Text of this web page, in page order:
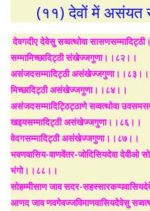
(११) देवों में असंयत
देवगदीए देवेसु सव्वत्थोवा
सम्मामिच्छादिट्ठी संखेज्जगुणा।।८२।।
असंजदसम्मादिट्ठी असंखेज्जगुणा।।८३।।
मिच्छादिट्ठी असंखेज्जगुणा।।८४।।
असंजदसम्मादिट्ठिट्ठाणे सव्वत्थोवा
खइयसम्मादिट्ठी असंखेज्जगुणा।।८६।।
वेदगसम्मादिट्ठी असंखेज्जगुणा।।८७।।
भवणवासिय-वाणवेंतर-जोदिसियदेवा देवीओ
भंगो।।८८।।
सोहम्मीसाण जाव सदर-
आणद जाव णवगेवज्जविमाणवासियदेवेसु